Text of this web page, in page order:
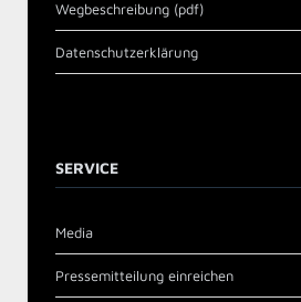
Wegbeschreibung (pdf)
Datenschutzerklärung
SERVICE
Media
Pressemitteilung einreichen